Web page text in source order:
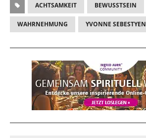
ACHTSAMKEIT BEWUSSTSEIN
WAHRNEHMUNG YVONNE SEBESTYEN